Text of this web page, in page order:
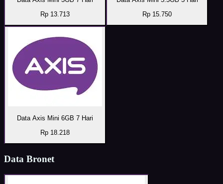
Rp 13.713
Rp 15.750
Data Axis Mini 6GB 7 Hari
Rp 18.218
Data Bronet